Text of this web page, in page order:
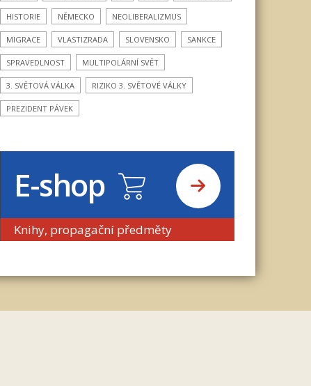
HISTORIE NĚMECKO NEOLIBERALIZMUS
MIGRACE VLASTIZRADA SLOVENSKO SANKCE
SPRAVEDLNOST MULTIPOLÁRNÍ SVĚT
3. SVĚTOVÁ VÁLKA RIZIKO 3. SVĚTOVÉ VÁLKY
PREZIDENT PÁVEK
E-shop
Knihy, propagační předměty